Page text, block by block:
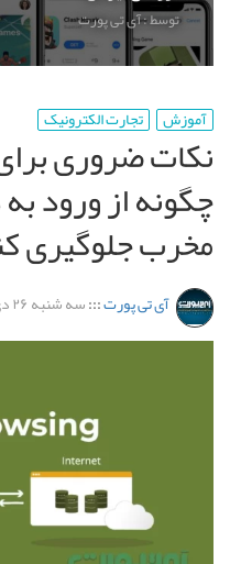
توسط : آی تی پورت
آموزش تجارت الکترونیک
نکات ضروری
چگونه از ورود
مخرب جلوگیری
آی تی پورت:::سه شنبه ۲۶ دی ۰۲